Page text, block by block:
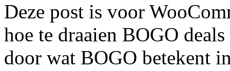
Deze post is voor
hoe te draaien BOGO
door wat BOGO betekent